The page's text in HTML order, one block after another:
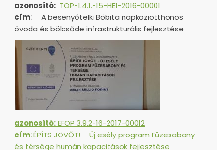
azonosító: TOP-1.4.1.-15-HE1-2016-00001
cím:
A besenyőtelki Bóbita napköziotthonos
óvoda és bölcsőde infrastrukturális fejlesztése
azonosító:EFOP 3.9.2-16-2017-00012
cím:ÉPÍTS JÖVŐT! – Új esély program Füzesabony
és térsége humán kapacitások fejlesztése